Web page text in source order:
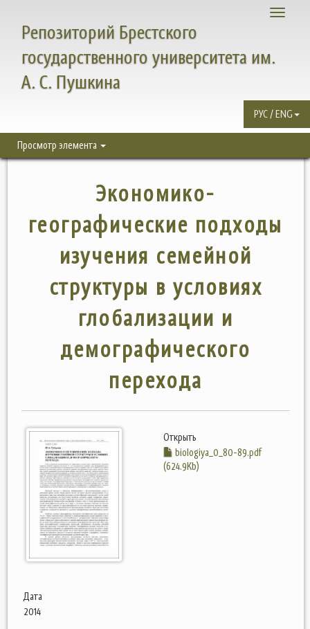
Toggle
Репозиторий Брестского
государственного университета им.
А. С. Пушкина
РУС / ENG
Просмотр элемента
Экономико-
географические подходы
изучения семейной
структуры в условиях
глобализации и
демографического
перехода
Открыть
biologiya_0_80-89.pdf
(624.9Kb)
Дата
2014